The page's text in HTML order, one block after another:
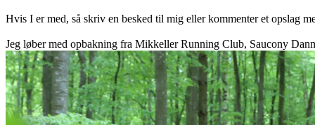
Hvis I er med, så skriv en besked til mig eller kommenter et opslag
Jeg løber med opbakning fra Mikkeller Running Club, Saucony